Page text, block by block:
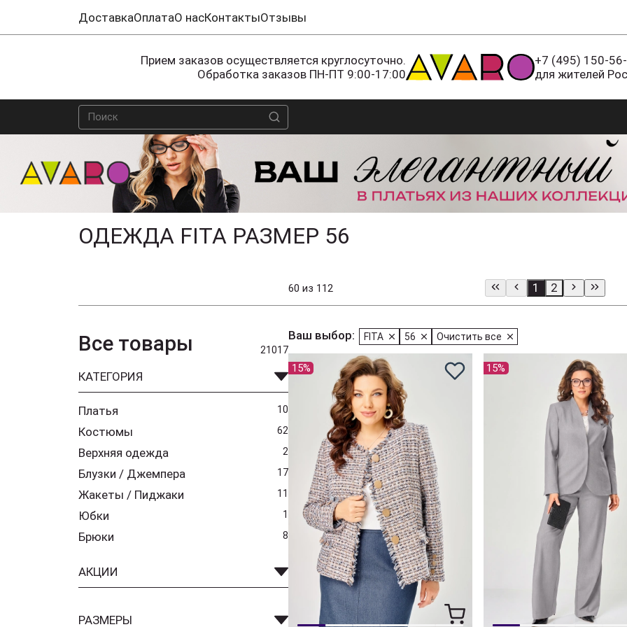
ДоставкаОплатаО насКонтактыОтзывы
Прием заказов осуществляется круглосуточно.
Обработка заказов ПН-ПТ 9:00-17:00
+7 (495) 150-
для жителей
ОДЕЖДА FITA РАЗМЕР 56
60 из 112 1 2
Все товары 21017
КАТЕГОРИЯ
Платья 10
Костюмы 62
Верхняя одежда 2
Блузки / Джемпера 17
Жакеты / Пиджаки 11
Юбки 1
Брюки 8
АКЦИИ
РАЗМЕРЫ
Ваш выбор: FITA 56 Очистить все
15% 15%